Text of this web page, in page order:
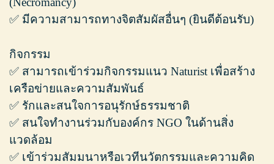
✅ มีความสามารถทางจิตสัมผัสอื่นๆ (ยินดีต้อนรับ)
กิจกรรม
✅ สามารถเข้าร่วมกิจกรรมแนว Naturist เพื่อสร้าง
เครือข่ายและความสัมพันธ์
✅ รักและสนใจการอนุรักษ์ธรรมชาติ
✅ สนใจทำงานร่วมกับองค์กร NGO ในด้านสิ่ง
แวดล้อม
✅ เข้าร่วมสัมมนาหรือเวทีนวัตกรรมและความคิด